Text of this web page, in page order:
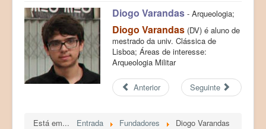
Contactos da WR
Eventos
Desafios
Courses (Cursos)
Diogo Varandas - Arqueologia;
Diogo Varandas (DV) é aluno de
mestrado da univ. Clássica de
Lisboa; Áreas de interesse:
Arqueologia Militar
Anterior Seguinte
Está em... Entrada Fundadores Diogo Varandas